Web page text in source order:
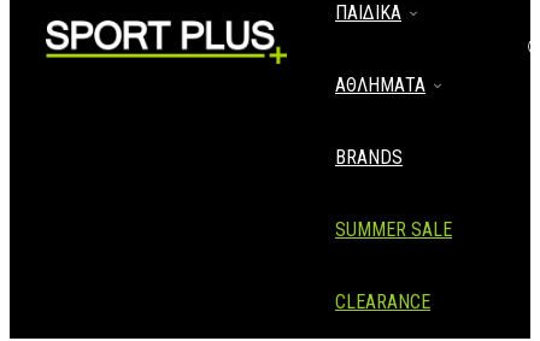
ΠΑΙΔΙΚΑ
ΑΘΛΗΜΑΤΑ
BRANDS
SUMMER SALE
CLEARANCE